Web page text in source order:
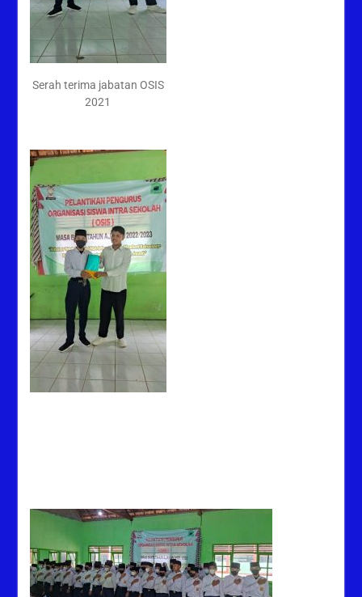
Serah terima jabatan OSIS
2021